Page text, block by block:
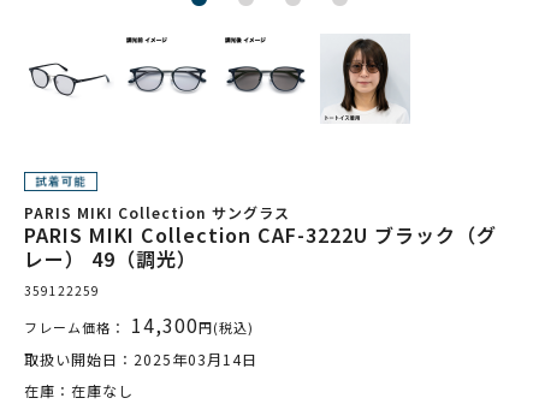
PARIS MIKI Collection サングラス
PARIS MIKI Collection CAF-3222U ブラック（グ
レー） 49（調光）
359122259
フレーム価格： 14,300円(税込)
取扱い開始日：2025年03月14日
在庫：在庫なし